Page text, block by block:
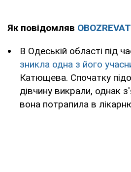
Як повідомляв
В Одеській області під
зникла одна з його
Катющева. Спочатку
дівчину викрали, однак
вона потрапила в